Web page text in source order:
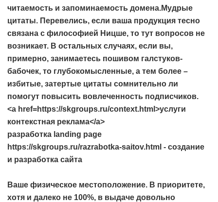
читаемость и запоминаемость домена.Мудрые
цитаты. Перевелись, если ваша продукция тесно
связана с философией Ницше, то тут вопросов не
возникает. В остальных случаях, если вы,
примерно, занимаетесь пошивом галстуков-
бабочек, то глубокомысленные, а тем более –
избитые, затертые цитаты сомнительно ли
помогут повысить вовлеченность подписчиков.
<a href=https://skgroups.ru/context.html>услуги
контекстная реклама</a>
разработка landing page
https://skgroups.ru/razrabotka-saitov.html - создание
и разработка сайта
Ваше физическое местоположение. В приоритете,
хотя и далеко не 100%, в выдаче довольно